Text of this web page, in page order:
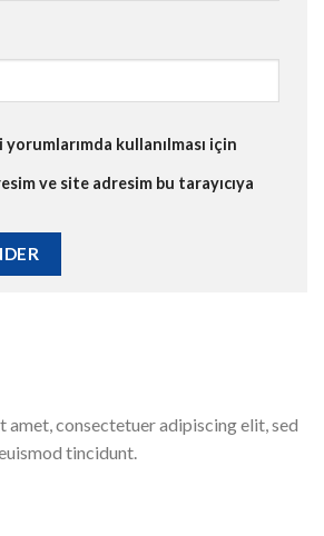
kullanılması için
ve site adresim bu tarayıcıya
amet, consectetuer adipiscing elit, sed
tincidunt.